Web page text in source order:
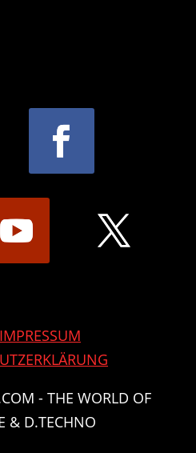
IMPRESSUM
- THE WORLD OF
& D.TECHNO